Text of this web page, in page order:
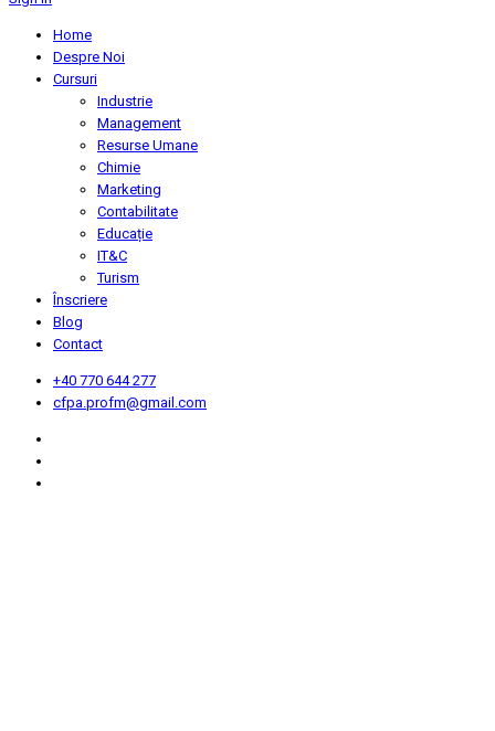
Home
Despre Noi
Cursuri
Industrie
Management
Resurse Umane
Chimie
Marketing
Contabilitate
Educație
IT&C
Turism
Înscriere
Blog
Contact
+40 770 644 277
cfpa.profm@gmail.com